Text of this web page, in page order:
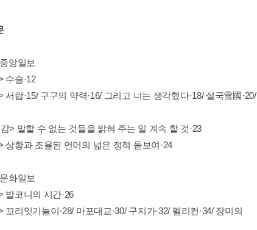
앙일보
수술·12
서랍·15/ 구구의 약력·16/ 그리고 너는 생각했다·18/ 설국雪國·20/
> 말할 수 없는 것들을 밝혀 주는 일 계속 할 것·23
상황과 조율된 언어의 넓은 정적 돋보여·24
화일보
발코니의 시간·26
꼬리잇기놀이·28/ 마포대교·30/ 구지가·32/ 펠리컨·34/ 장미의